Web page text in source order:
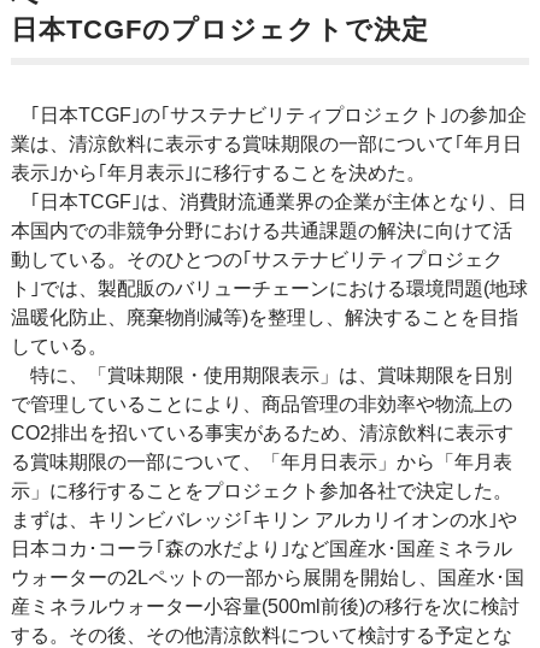
日本TCGFのプロジェクトで決定
｢日本TCGF｣の｢サステナビリティプロジェクト｣の参加企
業は、清涼飲料に表示する賞味期限の一部について｢年月日
表示｣から｢年月表示｣に移行することを決めた。
｢日本TCGF｣は、消費財流通業界の企業が主体となり、日
本国内での非競争分野における共通課題の解決に向けて活
動している。そのひとつの｢サステナビリティプロジェク
ト｣では、製配販のバリューチェーンにおける環境問題(地球
温暖化防止、廃棄物削減等)を整理し、解決することを目指
している。
特に、「賞味期限・使用期限表示」は、賞味期限を日別
で管理していることにより、商品管理の非効率や物流上の
CO2排出を招いている事実があるため、清涼飲料に表示す
る賞味期限の一部について、「年月日表示」から「年月表
示」に移行することをプロジェクト参加各社で決定した。
まずは、キリンビバレッジ｢キリン アルカリイオンの水｣や
日本コカ･コーラ｢森の水だより｣など国産水･国産ミネラル
ウォーターの2Lペットの一部から展開を開始し、国産水･国
産ミネラルウォーター小容量(500ml前後)の移行を次に検討
する。その後、その他清涼飲料について検討する予定とな